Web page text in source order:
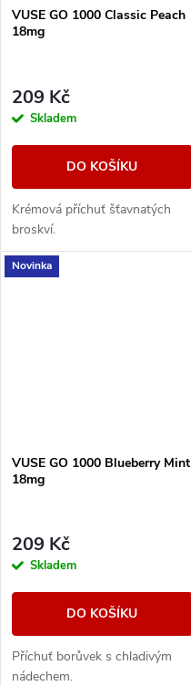
VUSE GO 1000 Classic Peach
18mg
209 Kč
Skladem
DO KOŠÍKU
Krémová příchuť šťavnatých
broskví.
Novinka
VUSE GO 1000 Blueberry Mint
18mg
209 Kč
Skladem
DO KOŠÍKU
Příchuť borůvek s chladivým
nádechem.